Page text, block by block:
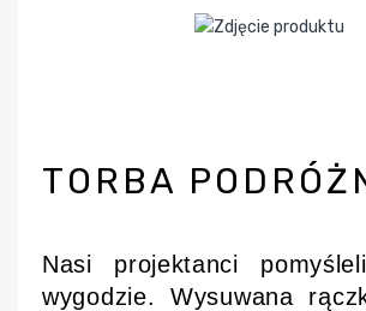
TORBA
Nasi projektanci
wygodzie. Wysuwana